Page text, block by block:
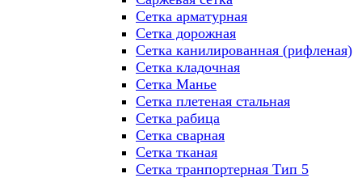
Сетка арматурная
Сетка дорожная
Сетка канилированная (рифленая)
Сетка кладочная
Сетка Манье
Сетка плетеная стальная
Сетка рабица
Сетка сварная
Сетка тканая
Сетка транпортерная Тип 5